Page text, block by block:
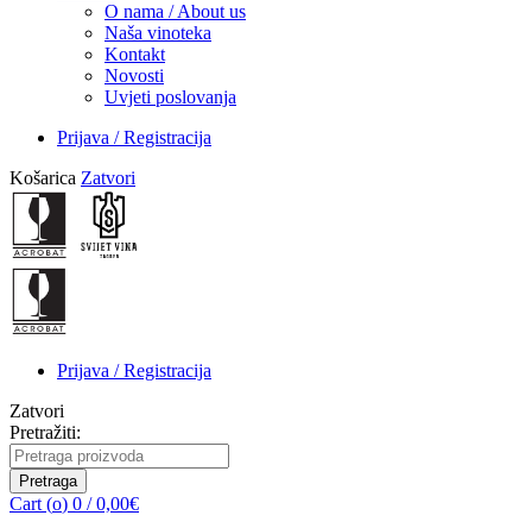
O nama / About us
Naša vinoteka
Kontakt
Novosti
Uvjeti poslovanja
Prijava / Registracija
Košarica Zatvori
Prijava / Registracija
Zatvori
Pretražiti:
Pretraga
Cart (o) 0 / 0,00€